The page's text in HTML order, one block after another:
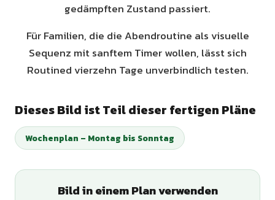
gedämpften Zustand passiert.
Für Familien, die die Abendroutine als visuelle
Sequenz mit sanftem Timer wollen, lässt sich
Routined vierzehn Tage unverbindlich testen.
Dieses Bild ist Teil dieser fertigen Pläne
Wochenplan – Montag bis Sonntag
Bild in einem Plan verwenden